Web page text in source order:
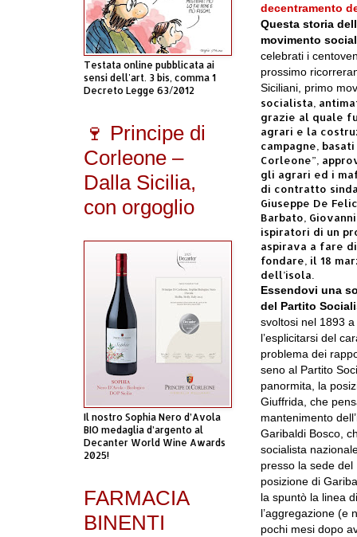
decentramento
Questa storia
movimento
celebrati i
prossimo
Siciliani, primo
socialista,
grazie al quale
agrari e la
campagne,
Corleone”,
gli agrari ed i
di contratto
Giuseppe De
Barbato,
ispiratori di un
aspirava a fare
fondare, il 18
dell’isola.
Essendovi una
del Partito
svoltosi nel 1893
l’esplicitarsi del
problema dei
seno al Partito
panormita, la
Giuffrida, che
mantenimento
Garibaldi Bosco,
socialista
presso la sede
posizione di
la spuntò la linea
l’aggregazione (e
pochi mesi dopo
Testata online pubblicata ai
sensi dell'art. 3 bis, comma 1
Decreto Legge 63/2012
🍷 Principe di
Corleone –
Dalla Sicilia,
con orgoglio
Il nostro Sophia Nero d’Avola
BIO medaglia d’argento al
Decanter World Wine Awards
2025!
FARMACIA
BINENTI